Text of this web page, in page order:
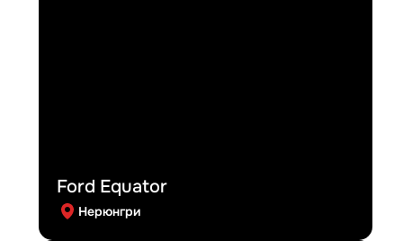
Ford Equator
Нерюнгри